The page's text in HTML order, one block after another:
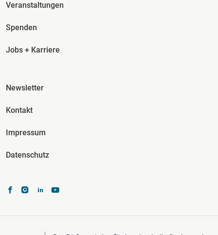
Veranstaltungen
Spenden
Jobs + Karriere
Fusszeile Spalte 3
Newsletter
Kontakt
Impressum
Datenschutz